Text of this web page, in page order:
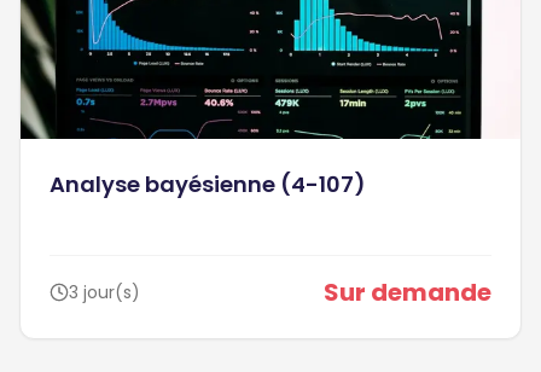
Analyse bayésienne (4-107)
3 jour(s) Sur demande